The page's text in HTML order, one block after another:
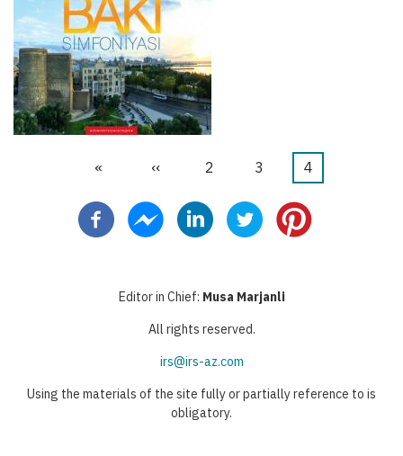
Première
«
Page
‹‹ Page
2 Page
3
Page
4
Editor in Chief: Musa Marjanli
All rights reserved.
irs@irs-az.com
Using the materials of the site fully or partially reference to is
obligatory.